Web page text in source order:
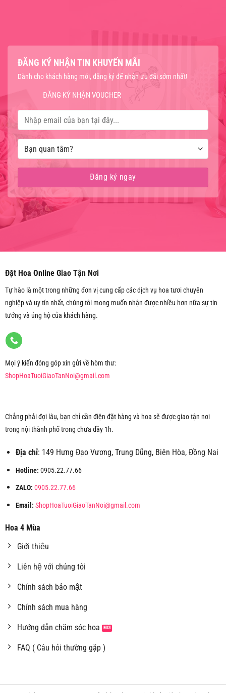
ĐĂNG KÝ NHẬN TIN KHUYẾN MÃI
Dành cho khách hàng mới, đăng ký để nhận ưu đãi sớm nhất!
ĐĂNG KÝ NHẬN VOUCHER
Đặt Hoa Online Giao Tận Nơi
Tự hào là một trong những đơn vị cung cấp các dịch vụ hoa tươi chuyên
nghiệp và uy tín nhất, chúng tôi mong muốn nhận được nhiều hơn nữa sự tin
tưởng và ủng hộ của khách hàng.
Mọi ý kiến đóng góp xin gửi về hòm thư:
ShopHoaTuoiGiaoTanNoi@gmail.com
Chẳng phải đợi lâu, bạn chỉ cần điện đặt hàng và hoa sẽ được giao tận nơi
trong nội thành phố trong chưa đầy 1h.
Địa chỉ: 149 Hưng Đạo Vương, Trung Dũng, Biên Hòa, Đồng Nai
Hotline: 0905.22.77.66
ZALO: 0905.22.77.66
Email: ShopHoaTuoiGiaoTanNoi@gmail.com
Hoa 4 Mùa
Giới thiệu
Liên hệ với chúng tôi
Chính sách bảo mật
Chính sách mua hàng
Hướng dẫn chăm sóc hoa
FAQ ( Câu hỏi thường gặp )